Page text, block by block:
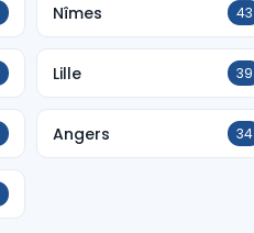
Nîmes 43
Lille 39
Angers 34